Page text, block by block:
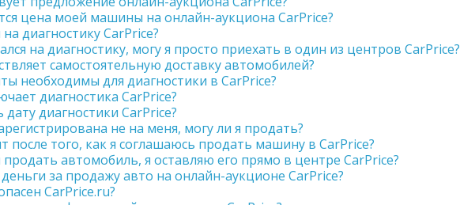
цена моей машины на онлайн-аукциона CarPrice?
диагностику CarPrice?
на диагностику, могу я просто приехать в один из центров CarPrice?
самостоятельную доставку автомобилей?
необходимы для диагностики в CarPrice?
диагностика CarPrice?
диагностики CarPrice?
не на меня, могу ли я продать?
после того, как я соглашаюсь продать машину в CarPrice?
продать автомобиль, я оставляю его прямо в центре CarPrice?
деньги за продажу авто на онлайн-аукционе CarPrice?
CarPrice.ru?